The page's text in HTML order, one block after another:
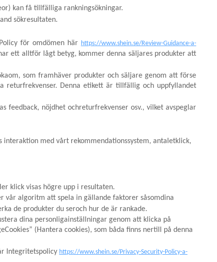
kan få tillfälliga rankningsökningar.
sökresultaten.
för omdömen här https://www.shein.se/Review-Guidance-a-
ett alltför lågt betyg, kommer denna säljares produkter att
som framhäver produkter och säljare genom att förse
returfrekvenser. Denna etikett är tillfällig och uppfyllandet
feedback, nöjdhet ochreturfrekvenser osv., vilket avspeglar
interaktion med vårt rekommendationssystem, antaletklick,
klick visas högre upp i resultaten.
vår algoritm att spela in gällande faktorer såsomdina
de produkter du seroch hur de är rankade.
dina personligainställningar genom att klicka på
(Hantera cookies), som båda finns nertill på denna
Integritetspolicy https://www.shein.se/Privacy-Security-Policy-a-